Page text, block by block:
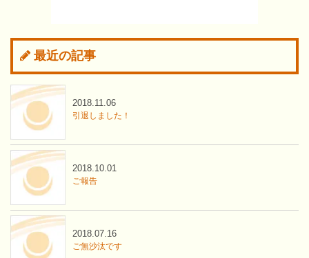
最近の記事
引退しました！
2018.11.06
ご報告
2018.10.01
ご無沙汰です
2018.07.16